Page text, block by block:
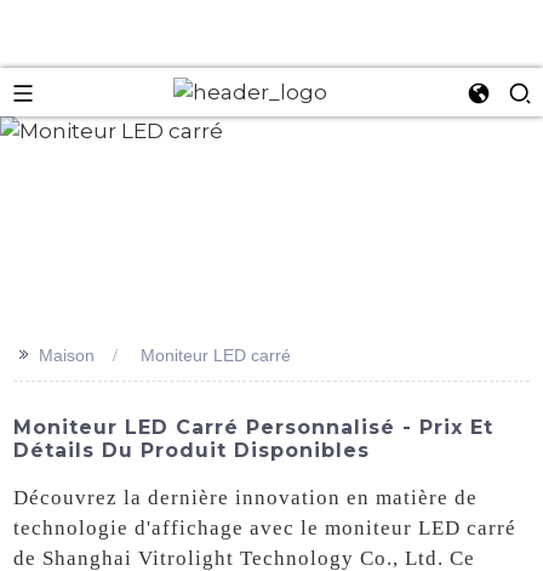
>> Maison Moniteur LED carré
Moniteur LED Carré Personnalisé - Prix Et
Détails Du Produit Disponibles
Découvrez la dernière innovation en matière de
technologie d'affichage avec le moniteur LED carré
de Shanghai Vitrolight Technology Co., Ltd. Ce